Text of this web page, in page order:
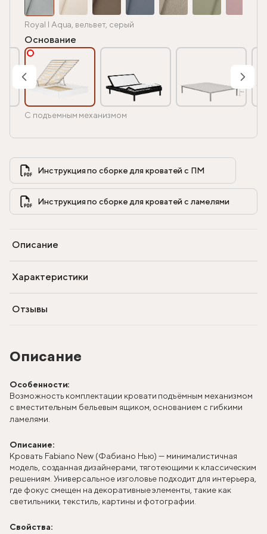
Описание
Особенности:
Возможность комплектации кровати подъёмным механизмом
с вместительным бельевым ящиком, основанием с гибкими
ламелями.
Описание:
Кровать Fabiano New (Фабиано Нью) — минималистичная
модель, созданная дизайнерами, тяготеющими к классическим
решениям. Универсальное изголовье подходит для интерьера,
где фокус смещен на декоративные элементы, такие как
светильники, текстиль, картины и фотографии.
Свойства:
Royal I Aqua, вельвет, серый
Основание
С подъемным механизмом
Инструкция по сборке для кроватей с ПМ
Описание
Характеристики
Отзывы